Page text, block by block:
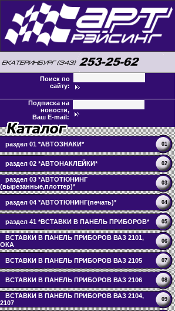
Поиск по
сайту:
Подписка на
новости,
Ваш E-mail:
раздел 01 *АВТОЗНАКИ* 01
раздел 02 *АВТОНАКЛЕЙКИ* 02
раздел 03 *АВТОТЮНИНГ
(вырезанные,плоттер)*
03
раздел 04 *АВТОТЮНИНГ(печать)* 04
раздел 41 *ВСТАВКИ В ПАНЕЛЬ ПРИБОРОВ* 05
ВСТАВКИ В ПАНЕЛЬ ПРИБОРОВ ВАЗ 2101,
ОКА
06
ВСТАВКИ В ПАНЕЛЬ ПРИБОРОВ ВАЗ 2105 07
ВСТАВКИ В ПАНЕЛЬ ПРИБОРОВ ВАЗ 2106 08
ВСТАВКИ В ПАНЕЛЬ ПРИБОРОВ ВАЗ 2104,
2107
09